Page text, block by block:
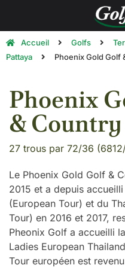
Accueil Golfs
Pattaya
Phoenix Gold Golf
Phoenix
&
27 trous par 72/36
Le Phoenix Gold Golf &
2015 et a depuis
(European Tour) et du
Tour) en 2016 et 2017,
Pheonix Golf a accueilli
Ladies European
Tour européen est